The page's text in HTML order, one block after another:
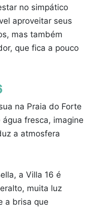
no simpático
aproveitar seus
mas também
que fica a pouco
na Praia do Forte
fresca, imagine
a atmosfera
a Villa 16 é
muita luz
a brisa que